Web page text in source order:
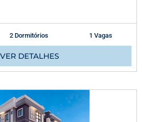
2 Dormitórios 1 Vagas
VER DETALHES